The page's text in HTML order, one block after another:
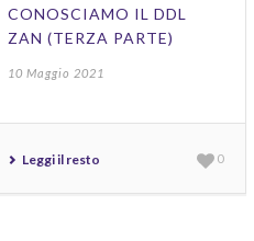
CONOSCIAMO IL DDL
ZAN (TERZA PARTE)
10 Maggio 2021
Leggi il resto 0